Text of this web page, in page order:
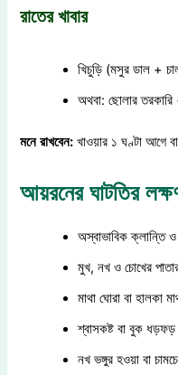
রাতের খাবার
খিচুড়ি (মসুর ডাল +
অথবা: ছোলার
মনে রাখবেন: খাওয়ার ১ ঘণ্টা আগে
আয়রনের ঘাটতির
অস্বাভাবিক ক্লান্তি ও
মুখ, নখ ও চোখের
মাথা ঘোরা বা হালকা
শ্বাসকষ্ট বা বুক ধড়ফড়
নখ ভঙ্গুর হওয়া বা